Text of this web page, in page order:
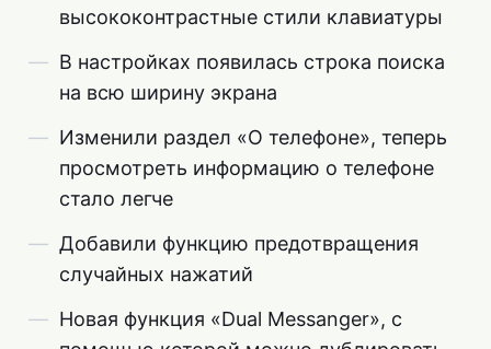
высококонтрастные стили клавиатуры
В настройках появилась строка поиска
на всю ширину экрана
Изменили раздел «О телефоне», теперь
просмотреть информацию о телефоне
стало легче
Добавили функцию предотвращения
случайных нажатий
Новая функция «Dual Messanger», с